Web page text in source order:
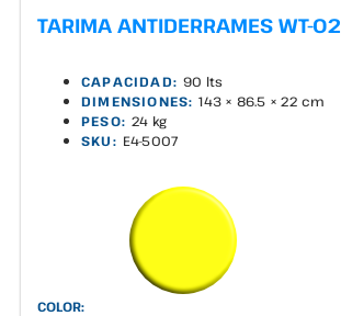
TARIMA ANTIDERRAMES WT-02
CAPACIDAD: 90 lts
DIMENSIONES: 143 × 86.5 × 22 cm
PESO: 24 kg
SKU: E4-5007
COLOR: